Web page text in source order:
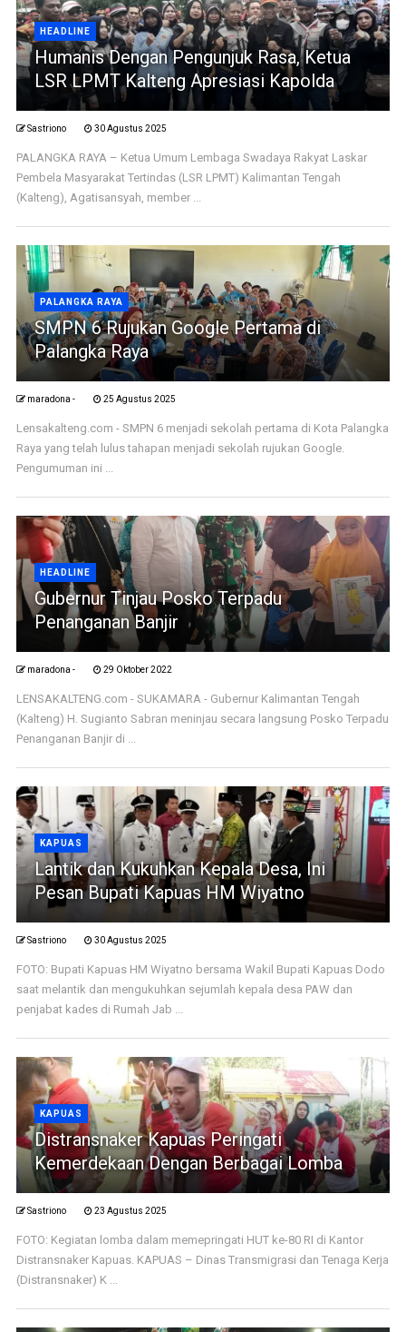
HEADLINE
Humanis Dengan Pengunjuk Rasa, Ketua
LSR LPMT Kalteng Apresiasi Kapolda
Sastriono 30 Agustus 2025
PALANGKA RAYA – Ketua Umum Lembaga Swadaya Rakyat Laskar
Pembela Masyarakat Tertindas (LSR LPMT) Kalimantan Tengah
(Kalteng), Agatisansyah, member ...
PALANGKA RAYA
SMPN 6 Rujukan Google Pertama di
Palangka Raya
maradona - 25 Agustus 2025
Lensakalteng.com - SMPN 6 menjadi sekolah pertama di Kota Palangka
Raya yang telah lulus tahapan menjadi sekolah rujukan Google.
Pengumuman ini ...
HEADLINE
Gubernur Tinjau Posko Terpadu
Penanganan Banjir
maradona - 29 Oktober 2022
LENSAKALTENG.com - SUKAMARA - Gubernur Kalimantan Tengah
(Kalteng) H. Sugianto Sabran meninjau secara langsung Posko Terpadu
Penanganan Banjir di ...
KAPUAS
Lantik dan Kukuhkan Kepala Desa, Ini
Pesan Bupati Kapuas HM Wiyatno
Sastriono 30 Agustus 2025
FOTO: Bupati Kapuas HM Wiyatno bersama Wakil Bupati Kapuas Dodo
saat melantik dan mengukuhkan sejumlah kepala desa PAW dan
penjabat kades di Rumah Jab ...
KAPUAS
Distransnaker Kapuas Peringati
Kemerdekaan Dengan Berbagai Lomba
Sastriono 23 Agustus 2025
FOTO: Kegiatan lomba dalam memepringati HUT ke-80 RI di Kantor
Distransnaker Kapuas. KAPUAS – Dinas Transmigrasi dan Tenaga Kerja
(Distransnaker) K ...